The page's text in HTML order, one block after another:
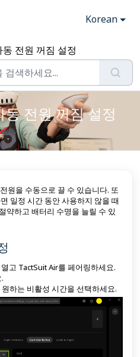
Korean
전원 꺼짐 설정
전원 꺼짐 설정
원을 수동으로 끌 수 있습니다. 또
일정 시간 동안 사용하지 않을 때
약하고 배터리 수명을 늘릴 수 있
열고 TactSuit Air를 페어링하세요.
하는 비활성 시간을 선택하세요.